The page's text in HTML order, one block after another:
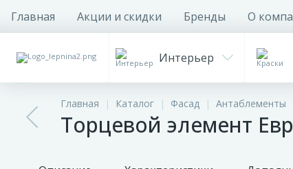
Главная Акции и скидки Бренды О
Интерьер
Главная Каталог Фасад Антаблементы
Торцевой элемент